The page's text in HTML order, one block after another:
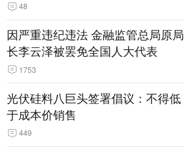
48
因严重违纪违法 金融监管总局原局
长李云泽被罢免全国人大代表
1753
光伏硅料八巨头签署倡议：不得低
于成本价销售
449